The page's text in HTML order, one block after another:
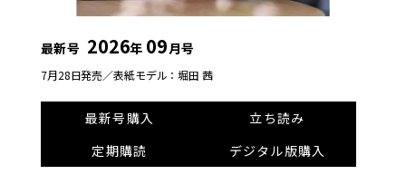
最新号 2026年 09月号
7月28日発売／表紙モデル：堀田 茜
最新号購入
立ち読み
定期購読
デジタル版購入